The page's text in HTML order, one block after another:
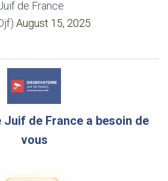
de France
August 15, 2025
Juif de France a besoin de
vous